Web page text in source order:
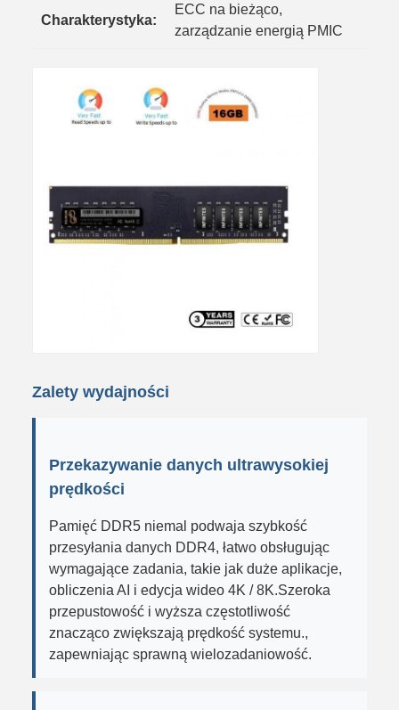
Charakterystyka:
ECC na bieżąco,
zarządzanie energią PMIC
Zalety wydajności
Przekazywanie danych ultrawysokiej
prędkości
Pamięć DDR5 niemal podwaja szybkość
przesyłania danych DDR4, łatwo obsługując
wymagające zadania, takie jak duże aplikacje,
obliczenia AI i edycja wideo 4K / 8K.Szeroka
przepustowość i wyższa częstotliwość
znacząco zwiększają prędkość systemu.,
zapewniając sprawną wielozadaniowość.